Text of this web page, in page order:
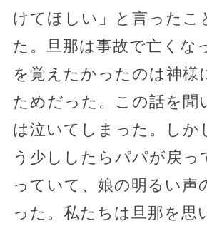
けてほしい」と言ったこ
た。旦那は事故で亡くな
を覚えたかったのは神様
ためだった。この話を聞
は泣いてしまった。しか
う少ししたらパパが戻っ
っていて、娘の明るい声
った。私たちは旦那を思